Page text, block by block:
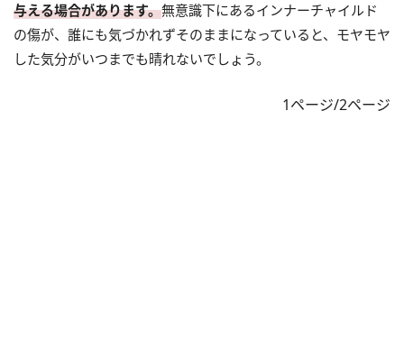
与える場合があります。無意識下にあるインナーチャイルド
の傷が、誰にも気づかれずそのままになっていると、モヤモヤ
した気分がいつまでも晴れないでしょう。
1ページ/2ページ